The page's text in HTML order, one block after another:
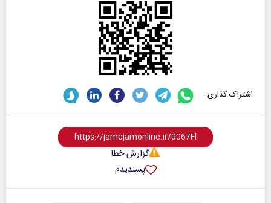
اشتراک گذاری :
گزارش خطا
پسندیدم